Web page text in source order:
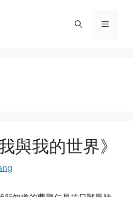
Menu
與我的世界》